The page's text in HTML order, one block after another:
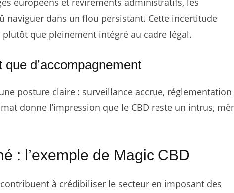
européens et revirements administratifs, les
naviguer dans un flou persistant. Cette incertitude
que pleinement intégré au cadre légal.
d’accompagnement
posture claire : surveillance accrue, réglementation
donne l’impression que le CBD reste un intrus,
: l’exemple de Magic CBD
à crédibiliser le secteur en imposant des